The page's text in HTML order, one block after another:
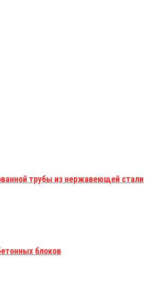
трубы из нержавеющей стали
блоков